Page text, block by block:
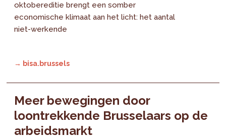
oktobereditie brengt een somber
economische klimaat aan het licht: het aantal
niet-werkende
→ bisa.brussels
Meer bewegingen door
loontrekkende Brusselaars op de
arbeidsmarkt